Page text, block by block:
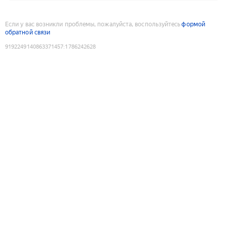
Если у вас возникли проблемы, пожалуйста, воспользуйтесьформой
обратной связи
9192249140863371457:1786242628